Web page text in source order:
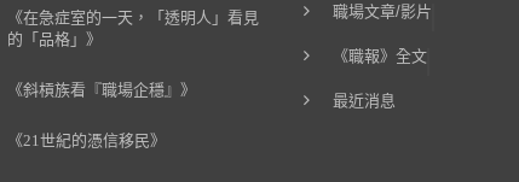
《在急症室的一天，「透明人」看見
的「品格」》
《斜槓族看『職場企穩』》
《21世紀的憑信移民》
職場文章/影片
《職報》全文
最近消息